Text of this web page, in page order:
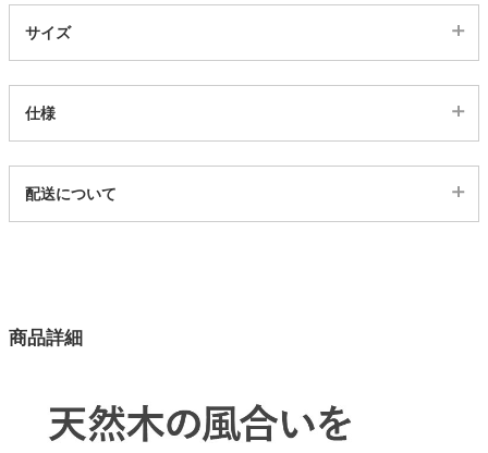
サイズ
仕様
4ds03103086
2色
レッドオーク無垢材
配送について
商品詳細